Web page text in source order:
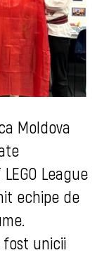
Moldova
League
echipe de
fost unicii